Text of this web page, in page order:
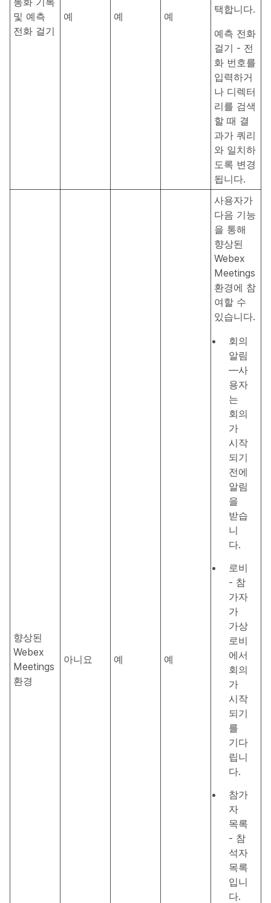
및 예측
전화 걸기
예 예 예
택합니다.
예측 전화
걸기 - 전
화 번호를
입력하거
나 디렉터
리를 검색
할 때 결
과가 쿼리
와 일치하
도록 변경
됩니다.
향상된
Webex
Meetings
환경
아니요 예 예
사용자가
다음 기능
을 통해
향상된
Webex
Meetings
환경에 참
여할 수
있습니다.
회의
알림
—사
용자
는
회의
가
시작
되기
전에
알림
을
받습
니
다.
로비
- 참
가자
가
가상
로비
에서
회의
가
시작
되기
를
기다
립니
다.
참가
자
목록
- 참
석자
목록
입니
다.